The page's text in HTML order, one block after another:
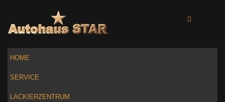
HOME
SERVICE
LACKIERZENTRUM